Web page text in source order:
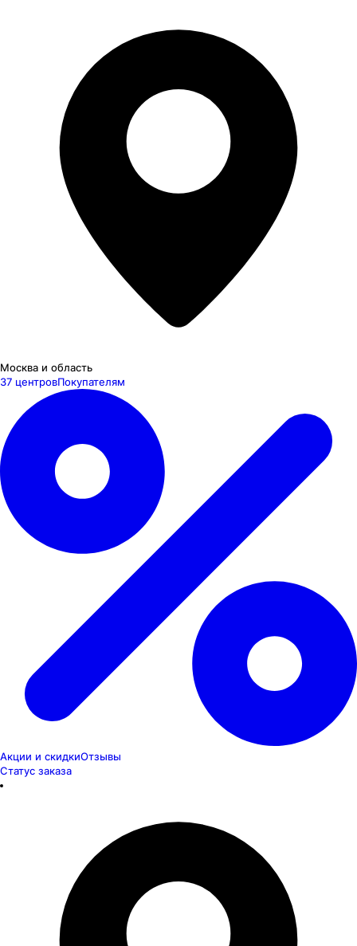
Москва и область
37 центровПокупателям
Акции и скидкиОтзывы
Статус заказа